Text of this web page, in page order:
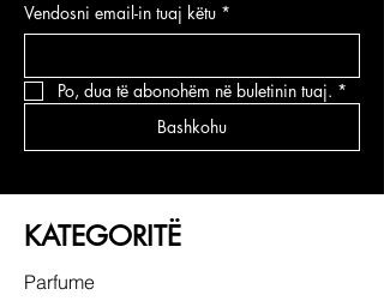
Vendosni email-in tuaj këtu *
Po, dua të abonohëm në buletinin tuaj. *
Bashkohu
KATEGORITË
Parfume